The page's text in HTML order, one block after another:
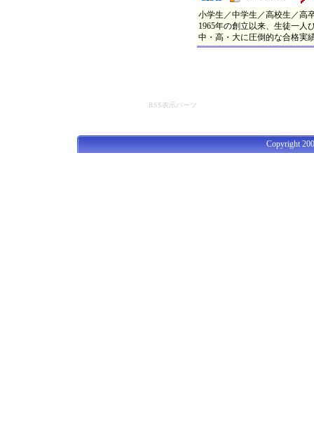
RSS表示パーツ
小学生／中学生／高校生／高
1965年の創立以来、生徒一人
中・高・大に圧倒的な合格実
Copyright